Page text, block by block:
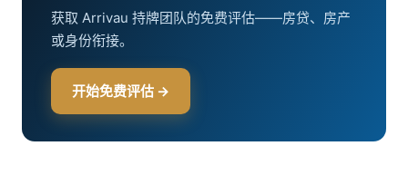
获取 Arrivau 持牌团队的免费评估——房贷、房产
或身份衔接。
开始免费评估 →